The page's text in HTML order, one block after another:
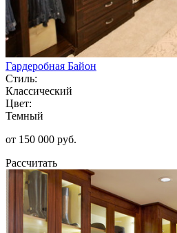
Гардеробная Байон
Стиль:
Классический
Цвет:
Темный
от 150 000 руб.
Рассчитать